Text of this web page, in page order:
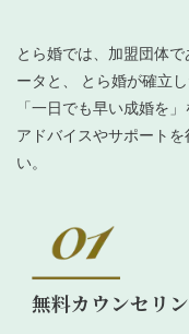
とら婚では、加盟団体
ータと、 とら婚が確立
「一日でも早い成婚を
アドバイスやサポート
い。
無料カウンセリ